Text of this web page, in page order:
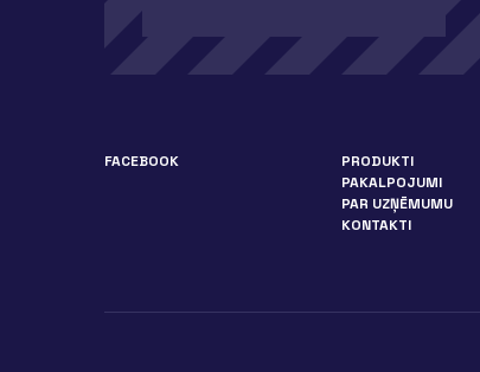
FACEBOOK
PRODUKTI
PAKALPOJUMI
PAR UZŅĒMUMU
KONTAKTI